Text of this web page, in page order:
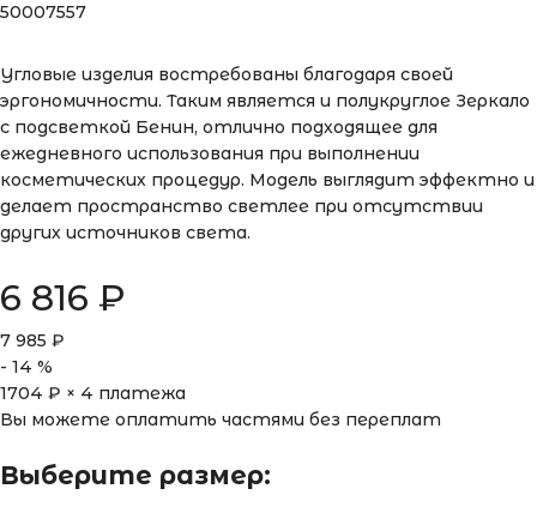
50007557
Угловые изделия востребованы благодаря своей
эргономичности. Таким является и полукруглое Зеркало
с подсветкой Бенин, отлично подходящее для
ежедневного использования при выполнении
косметических процедур. Модель выглядит эффектно и
делает пространство светлее при отсутствии
других источников света.
6 816 ₽
7 985 ₽
- 14 %
1704 ₽ × 4 платежа
Вы можете оплатить частями без переплат
Выберите размер: